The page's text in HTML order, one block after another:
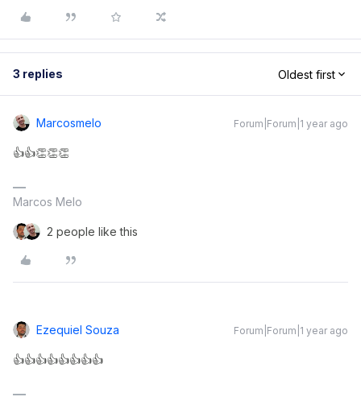
3 replies Oldest first
Marcosmelo Forum|Forum|1 year ago
👍👍👏👏👏
Marcos Melo
2 people like this
Ezequiel Souza Forum|Forum|1 year ago
👍👍👍👍👍👍👍👍